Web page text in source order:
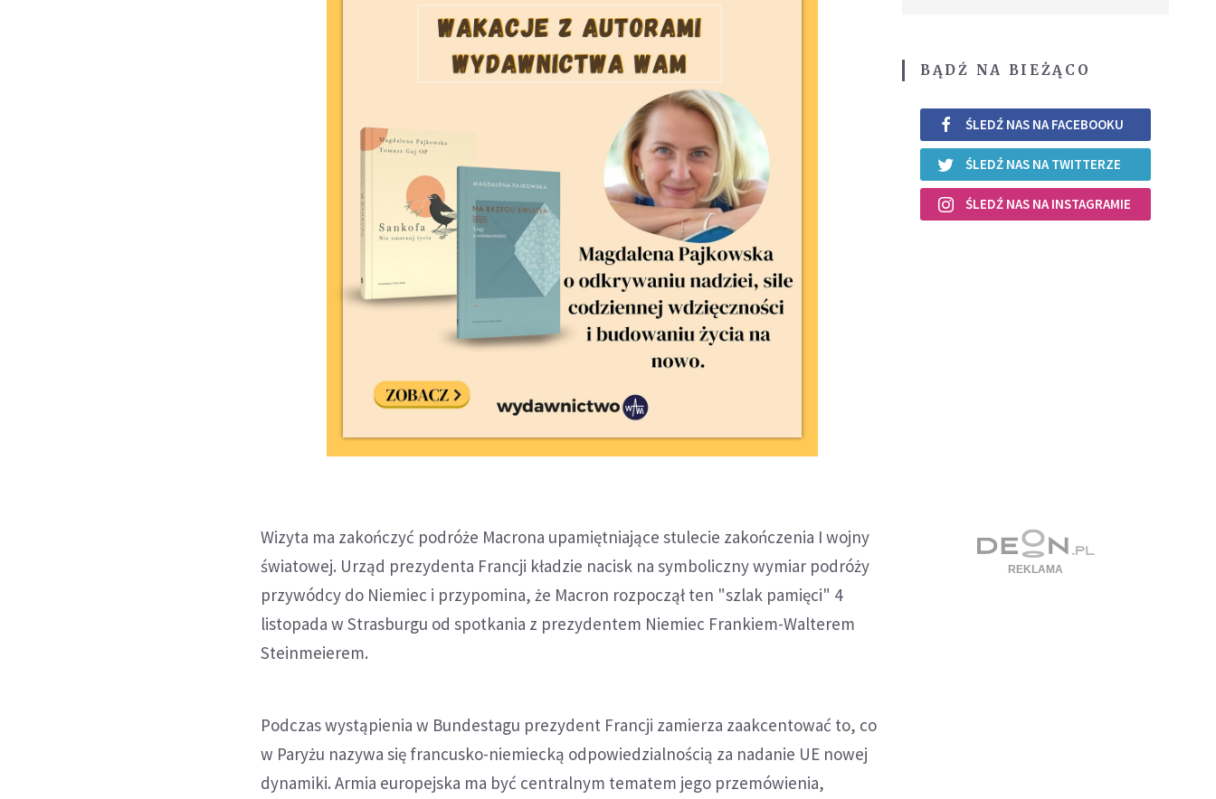
Wizyta ma zakończyć podróże Macrona upamiętniające stulecie zakończenia I wojny
światowej. Urząd prezydenta Francji kładzie nacisk na symboliczny wymiar podróży
przywódcy do Niemiec i przypomina, że Macron rozpoczął ten "szlak pamięci" 4
listopada w Strasburgu od spotkania z prezydentem Niemiec Frankiem-Walterem
Steinmeierem.
Podczas wystąpienia w Bundestagu prezydent Francji zamierza zaakcentować to, co
w Paryżu nazywa się francusko-niemiecką odpowiedzialnością za nadanie UE nowej
dynamiki. Armia europejska ma być centralnym tematem jego przemówienia,
BĄDŹ NA BIEŻĄCO
ŚLEDŹ NAS NA FACEBOOKU
ŚLEDŹ NAS NA TWITTERZE
ŚLEDŹ NAS NA INSTAGRAMIE